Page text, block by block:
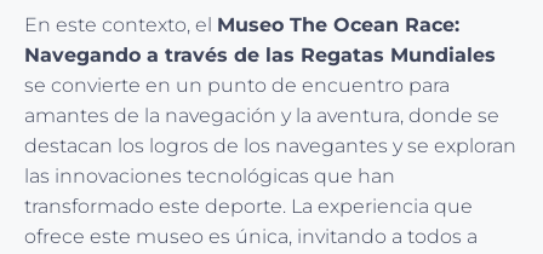
En este contexto, el Museo The Ocean Race:
Navegando a través de las Regatas Mundiales
se convierte en un punto de encuentro para
amantes de la navegación y la aventura, donde se
destacan los logros de los navegantes y se exploran
las innovaciones tecnológicas que han
transformado este deporte. La experiencia que
ofrece este museo es única, invitando a todos a